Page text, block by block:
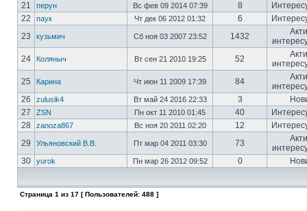
21
перун Вс фев 09 2014 07:39 8
22
паук Чт дек 06 2012 01:32 6
23
кузьмич Сб ноя 03 2007 23:52 1432
24
Коляныч Вт сен 21 2010 19:25 52
25
Карина Чт июн 11 2009 17:39 84
26
zulusik4 Вт май 24 2016 22:33 3
27
ZSN Пн окт 11 2010 01:45 40
28
zanoza867 Вс ноя 20 2011 02:20 12
29
Ульяновский В.В. Пт мар 04 2011 03:30 73
30
yurok Пн мар 26 2012 09:52 0
Страница 1 из 17 [ Пользователей: 488 ]